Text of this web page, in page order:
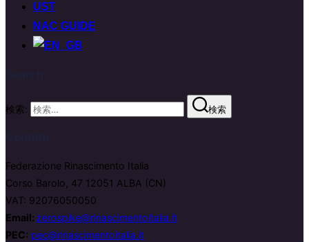
UST
NAC GUIDE
検索: 検索
Federazione Rinascimento Italia
Corso Barolo, 47 12051 ALBA (CN)
VAT: 92076050050
Email: zerospike@rinascimentoitalia.it
PEC: pec@rinascimentoitalia.it